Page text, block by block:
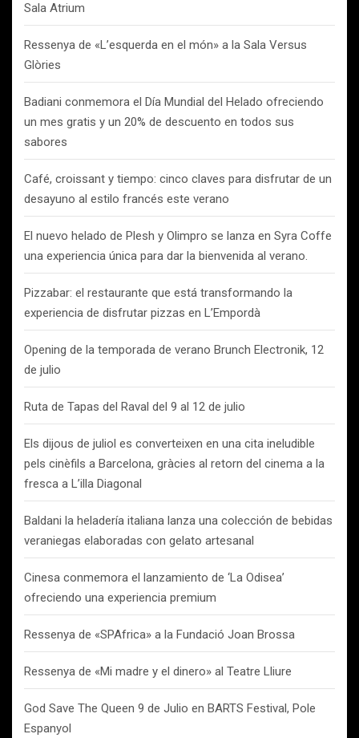
Sala Atrium
Ressenya de «L’esquerda en el món» a la Sala Versus
Glòries
Badiani conmemora el Día Mundial del Helado ofreciendo
un mes gratis y un 20% de descuento en todos sus
sabores
Café, croissant y tiempo: cinco claves para disfrutar de un
desayuno al estilo francés este verano
El nuevo helado de Plesh y Olimpro se lanza en Syra Coffe
una experiencia única para dar la bienvenida al verano.
Pizzabar: el restaurante que está transformando la
experiencia de disfrutar pizzas en L’Empordà
Opening de la temporada de verano Brunch Electronik, 12
de julio
Ruta de Tapas del Raval del 9 al 12 de julio
Els dijous de juliol es converteixen en una cita ineludible
pels cinèfils a Barcelona, gràcies al retorn del cinema a la
fresca a L’illa Diagonal
Baldani la heladería italiana lanza una colección de bebidas
veraniegas elaboradas con gelato artesanal
Cinesa conmemora el lanzamiento de ‘La Odisea’
ofreciendo una experiencia premium
Ressenya de «SPAfrica» a la Fundació Joan Brossa
Ressenya de «Mi madre y el dinero» al Teatre Lliure
God Save The Queen 9 de Julio en BARTS Festival, Pole
Espanyol